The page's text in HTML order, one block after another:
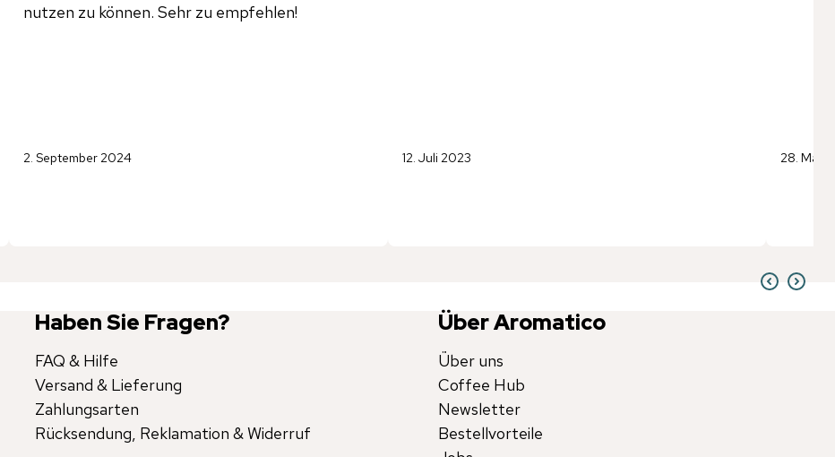
nutzen zu können. Sehr zu empfehlen!
2. September 2024 12. Juli 2023 28. Mai
Haben Sie Fragen?
FAQ & Hilfe
Versand & Lieferung
Zahlungsarten
Rücksendung, Reklamation & Widerruf
Über Aromatico
Über uns
Coffee Hub
Newsletter
Bestellvorteile